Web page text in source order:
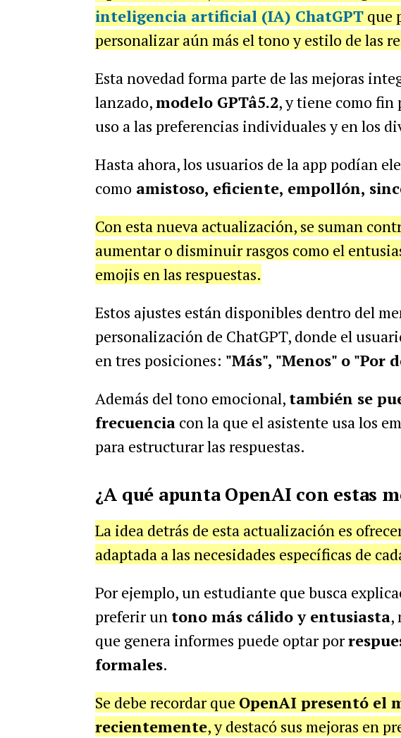
inteligencia artificial (IA) ChatGPTque
personalizar aún más el tono y estilo de las
Esta novedad forma parte de las mejoras
lanzado,modelo GPTâ5.2, y tiene como fin
uso a las preferencias individuales y en los
Hasta ahora, los usuarios de la app podían
como amistoso, eficiente, empollón,
Con esta nueva actualización, se suman
aumentar o disminuir rasgos como el
emojis en las respuestas.
Estos ajustes están disponibles dentro del
personalización de ChatGPT, donde el
en tres posiciones: "Más", "Menos" o "Por
Además del tono emocional, también se
frecuenciacon la que el asistente usa los
para estructurar las respuestas.
¿A qué apunta OpenAI con estas
La idea detrás de esta actualización es
adaptada a las necesidades específicas de
Por ejemplo, un estudiante que busca
preferir un tono más cálido y entusiasta,
que genera informes puede optar por
formales.
Se debe recordar que OpenAI presentó el
recientemente, y destacó sus mejoras en